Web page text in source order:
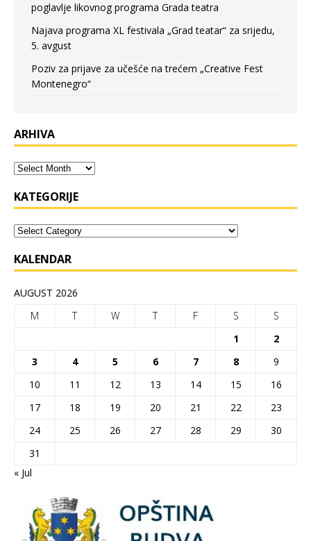
poglavlje likovnog programa Grada teatra
Najava programa XL festivala „Grad teatar“ za srijedu,
5. avgust
Poziv za prijave za učešće na trećem „Creative Fest
Montenegro“
ARHIVA
KATEGORIJE
KALENDAR
AUGUST 2026
M
T W T F S
S
1
2
3
4 5 6 7 8
9
10
11 12 13 14 15
16
17
18 19 20 21 22
23
24
25 26 27 28 29
30
31
« Jul